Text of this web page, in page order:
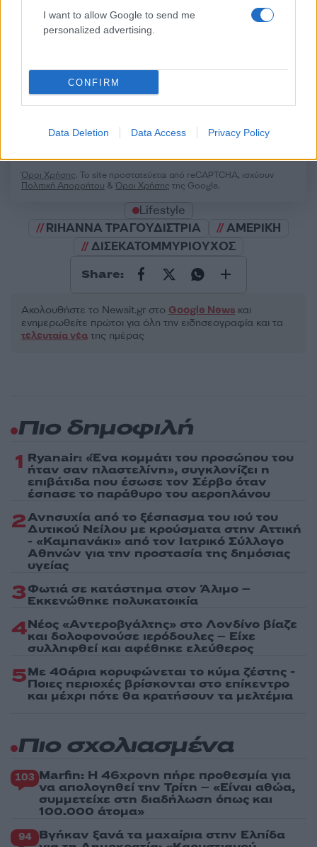
I want to allow Google to send me
personalized advertising.
CONFIRM
Data Deletion Data Access Privacy Policy
Υποβολή σχολίου
Όροι Χρήσης. Το site προστατεύεται από reCAPTCHA, ισχύουν
Πολιτική Απορρήτου &Όροι Χρήσης της Google.
Lifestyle
RIHANNA ΤΡΑΓΟΥΔΙΣΤΡΙΑ
ΑΜΕΡΙΚΗ
ΔΙΣΕΚΑΤΟΜΜΥΡΙΟΥΧΟΣ
Share:
Ακολουθήστε το Νewsit.gr στο Google News και
ενημερωθείτε πρώτοι για όλη την ειδησεογραφία και τα
τελευταία νέα της ημέρας
Πιο δημοφιλή
1 Ryanair: «Ένα κομμάτι του προσώπου του
ήταν σαν πλαστελίνη», συγκλονίζει η
επιβάτιδα που έσωσε τον Σέρβο όταν
έσπασε το παράθυρο του αεροπλάνου
2Ανησυχία από το ξέσπασμα του ιού του
Δυτικού Νείλου με κρούσματα στην Αττική
- «Καμπανάκι» από τον Ιατρικό Σύλλογο
Αθηνών για την προστασία της δημόσιας
υγείας
3Φωτιά σε κατάστημα στον Άλιμο –
Εκκενώθηκε πολυκατοικία
4Νέος «Αντεροβγάλτης» στο Λονδίνο βίαζε
και δολοφονούσε ιερόδουλες – Είχε
συλληφθεί και αφέθηκε ελεύθερος
5Με 40άρια κορυφώνεται το κύμα ζέστης -
Ποιες περιοχές βρίσκονται στο επίκεντρο
και μέχρι πότε θα κρατήσουν τα μελτέμια
Πιο σχολιασμένα
103 Marfin: Η 46χρονη πήρε προθεσμία για
να απολογηθεί την Τρίτη – «Είναι αθώα,
συμμετείχε στη διαδήλωση όπως και
100.000 άτομα»
94 Βγήκαν ξανά τα μαχαίρια στην Ελπίδα